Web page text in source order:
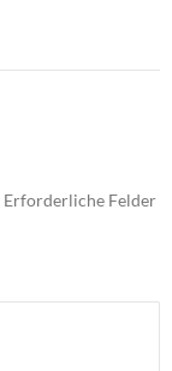
Erforderliche Felder